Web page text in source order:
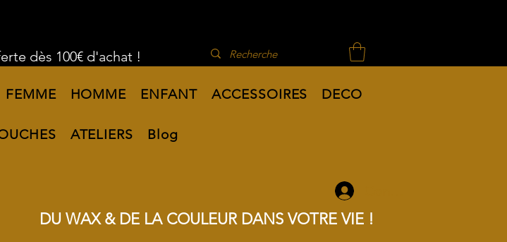
DU WAX & DE LA COULEUR DANS VOTRE VIE !
FEMME HOMME ENFANT ACCESSOIRES DECO
ATELIERS Blog
dès 100€ d'achat !